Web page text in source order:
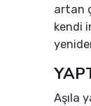
artan
kendi
Aşıla